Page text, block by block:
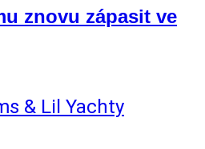
znovu zápasit ve